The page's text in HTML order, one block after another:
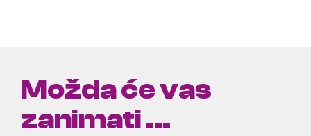
Možda će vas
zanimati ...